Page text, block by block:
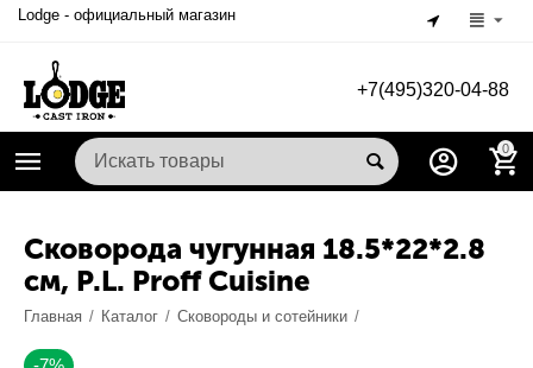
Lodge - официальный магазин
+7(495)320-04-88
0
Сковорода чугунная 18.5*22*2.8
cм, P.L. Proff Cuisine
Главная / Каталог / Сковороды и сотейники /
-7%